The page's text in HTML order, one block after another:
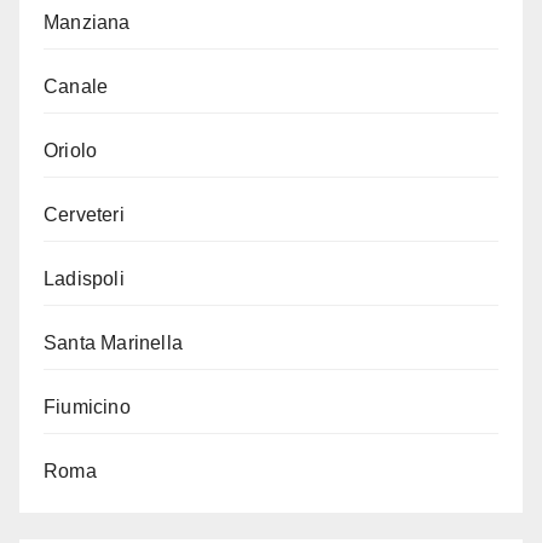
Manziana
Canale
Oriolo
Cerveteri
Ladispoli
Santa Marinella
Fiumicino
Roma